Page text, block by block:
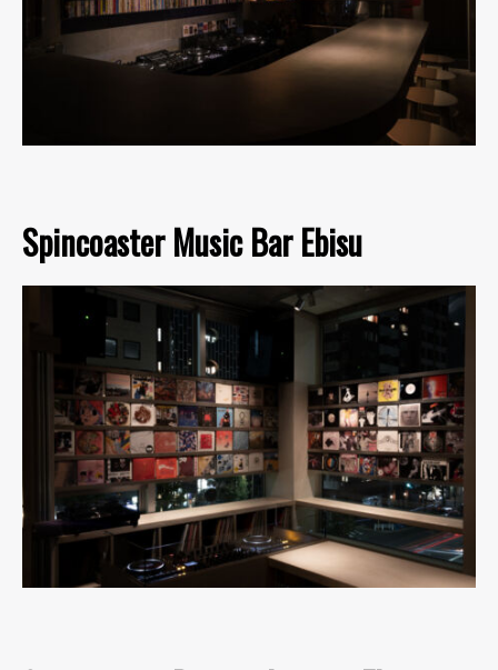
Spincoaster Music Bar Ebisu